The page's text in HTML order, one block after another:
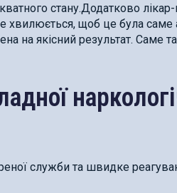
стану.Додатково
хвилюється, щоб це була
на якісний результат. Саме
служби та швидке